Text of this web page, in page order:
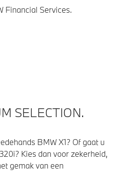
Financial Services.
SELECTION.
BMW X1? Of gaat u
Kies dan voor zekerheid,
gemak van een